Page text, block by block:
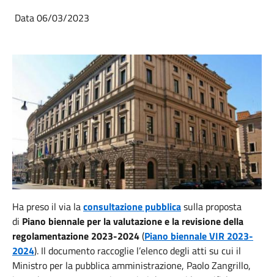
Data 06/03/2023
Ha preso il via laconsultazione pubblicasulla proposta
di Piano biennale per la valutazione e la revisione della
regolamentazione 2023-2024(Piano biennale VIR 2023-
2024). Il documento raccoglie l’elenco degli atti su cui il
Ministro per la pubblica amministrazione, Paolo Zangrillo,